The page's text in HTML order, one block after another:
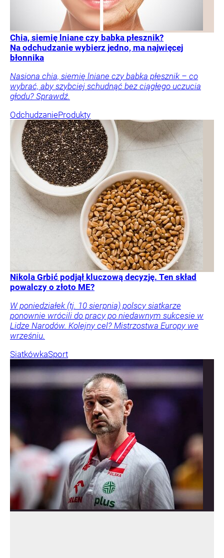
Chia, siemię lniane czy babka płesznik?
Na odchudzanie wybierz jedno, ma najwięcej
błonnika
Nasiona chia, siemię lniane czy babka płesznik – co
wybrać, aby szybciej schudnąć bez ciągłego uczucia
głodu? Sprawdź.
OdchudzanieProdukty
Nikola Grbić podjął kluczową decyzję. Ten skład
powalczy o złoto ME?
W poniedziałek (tj. 10 sierpnia) polscy siatkarze
ponownie wrócili do pracy po niedawnym sukcesie w
Lidze Narodów. Kolejny cel? Mistrzostwa Europy we
wrześniu.
SiatkówkaSport